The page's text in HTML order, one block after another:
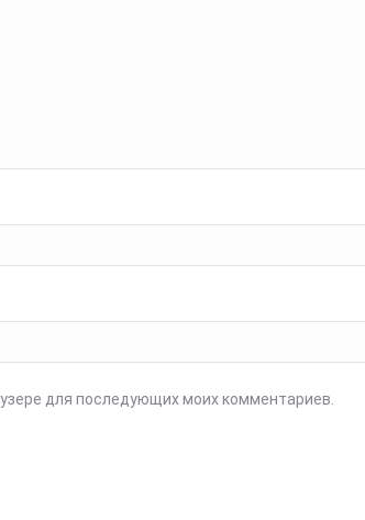
для последующих моих комментариев.